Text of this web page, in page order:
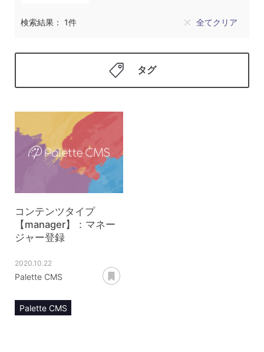
検索結果： 1件 全てクリア
タグ
コンテンツタイプ
【manager】：マネー
ジャー登録
2020.10.22
Palette CMS
Palette CMS